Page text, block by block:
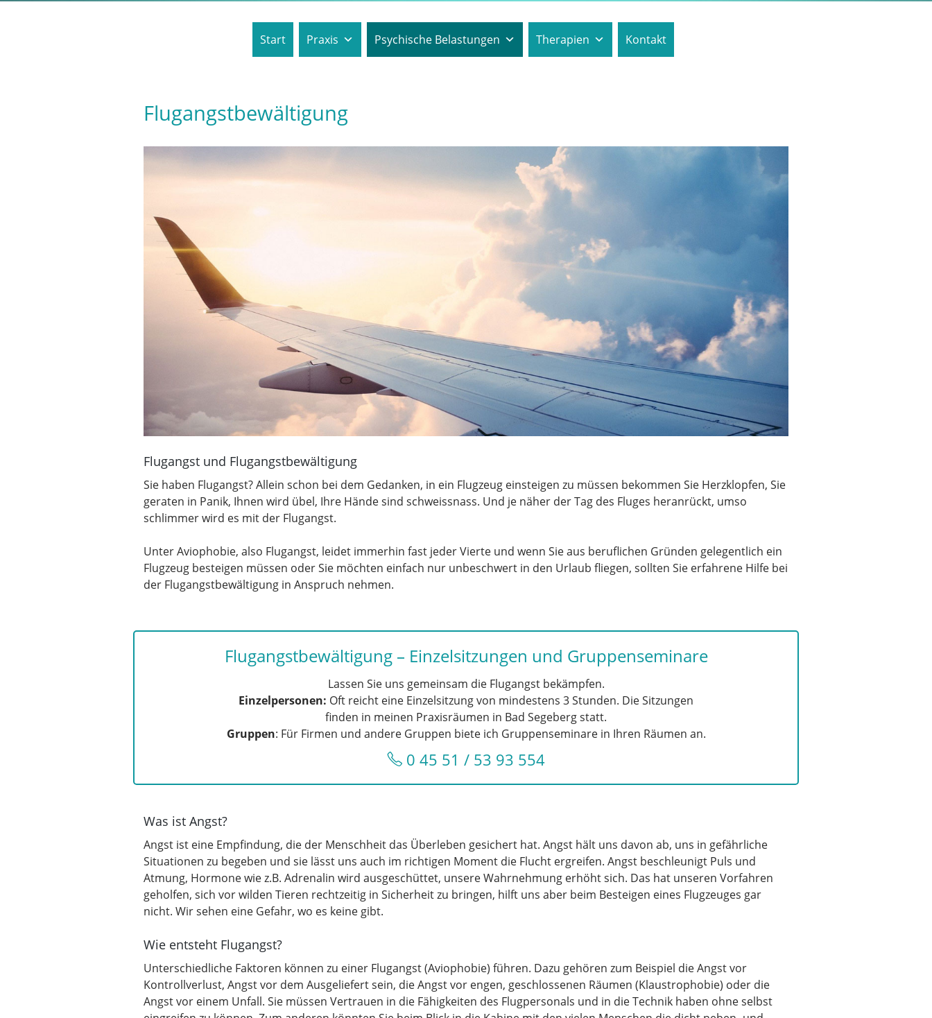
Start Praxis Psychische Belastungen Therapien Kontakt
Flugangstbewältigung
Flugangst und Flugangstbewältigung
Sie haben Flugangst? Allein schon bei dem Gedanken, in ein Flugzeug einsteigen zu müssen bekommen Sie Herzklopfen, Sie
geraten in Panik, Ihnen wird übel, Ihre Hände sind schweissnass. Und je näher der Tag des Fluges heranrückt, umso
schlimmer wird es mit der Flugangst.
Unter Aviophobie, also Flugangst, leidet immerhin fast jeder Vierte und wenn Sie aus beruflichen Gründen gelegentlich ein
Flugzeug besteigen müssen oder Sie möchten einfach nur unbeschwert in den Urlaub fliegen, sollten Sie erfahrene Hilfe bei
der Flugangstbewältigung in Anspruch nehmen.
Flugangstbewältigung – Einzelsitzungen und Gruppenseminare
Lassen Sie uns gemeinsam die Flugangst bekämpfen.
Einzelpersonen: Oft reicht eine Einzelsitzung von mindestens 3 Stunden. Die Sitzungen
finden in meinen Praxisräumen in Bad Segeberg statt.
Gruppen: Für Firmen und andere Gruppen biete ich Gruppenseminare in Ihren Räumen an.
0 45 51 / 53 93 554
Was ist Angst?
Angst ist eine Empfindung, die der Menschheit das Überleben gesichert hat. Angst hält uns davon ab, uns in gefährliche
Situationen zu begeben und sie lässt uns auch im richtigen Moment die Flucht ergreifen. Angst beschleunigt Puls und
Atmung, Hormone wie z.B. Adrenalin wird ausgeschüttet, unsere Wahrnehmung erhöht sich. Das hat unseren Vorfahren
geholfen, sich vor wilden Tieren rechtzeitig in Sicherheit zu bringen, hilft uns aber beim Besteigen eines Flugzeuges gar
nicht. Wir sehen eine Gefahr, wo es keine gibt.
Wie entsteht Flugangst?
Unterschiedliche Faktoren können zu einer Flugangst (Aviophobie) führen. Dazu gehören zum Beispiel die Angst vor
Kontrollverlust, Angst vor dem Ausgeliefert sein, die Angst vor engen, geschlossenen Räumen (Klaustrophobie) oder die
Angst vor einem Unfall. Sie müssen Vertrauen in die Fähigkeiten des Flugpersonals und in die Technik haben ohne selbst